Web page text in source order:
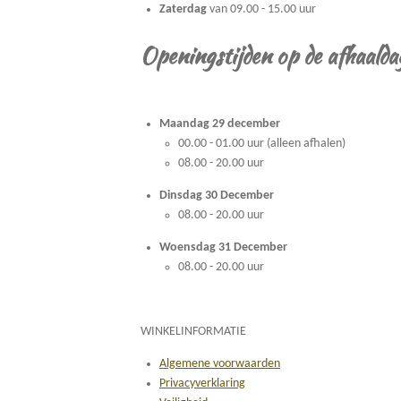
Zaterdag van 09.00 - 15.00 uur
Openingstijden op de
Maandag 29 december
00.00 - 01.00 uur (alleen afhalen)
08.00 - 20.00 uur
Dinsdag 30 December
08.00 - 20.00 uur
Woensdag 31 December
08.00 - 20.00 uur
WINKELINFORMATIE
Algemene voorwaarden
Privacyverklaring